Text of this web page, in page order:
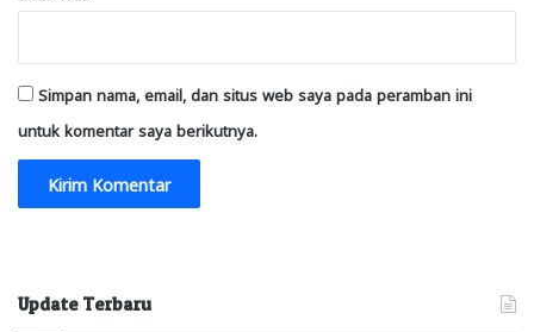
Simpan nama, email, dan situs web saya pada peramban ini
untuk komentar saya berikutnya.
Update Terbaru